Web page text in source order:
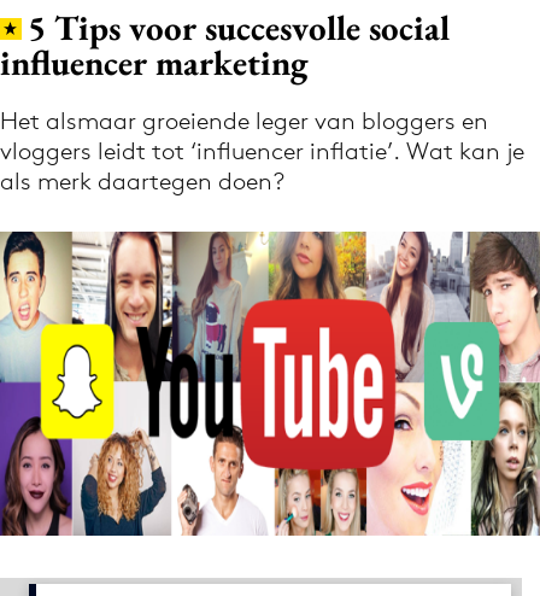
Download de app
Volg het laatste nieuws via de Adformatie
Nieuws app
Menu
9 sept: GenAI-training
12 nov: MarketingLive!
Adverteren
Events
Opleidingen
5 Tips voor succesvolle social
influencer marketing
Het alsmaar groeiende leger van bloggers en
vloggers leidt tot ‘influencer inflatie’. Wat kan je
als merk daartegen doen?